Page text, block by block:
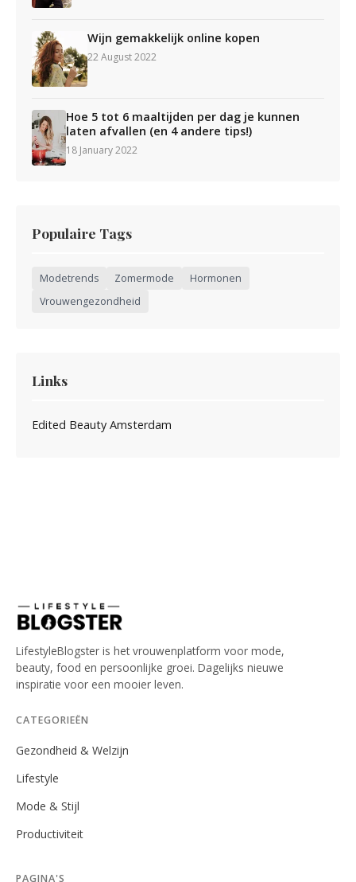
Wijn gemakkelijk online kopen
22 August 2022
Hoe 5 tot 6 maaltijden per dag je kunnen
laten afvallen (en 4 andere tips!)
18 January 2022
Populaire Tags
Modetrends Zomermode
Hormonen
Vrouwengezondheid
Links
Edited Beauty Amsterdam
LifestyleBlogster is het vrouwenplatform voor mode,
beauty, food en persoonlijke groei. Dagelijks nieuwe
inspiratie voor een mooier leven.
CATEGORIEËN
Gezondheid & Welzijn
Lifestyle
Mode & Stijl
Productiviteit
PAGINA'S